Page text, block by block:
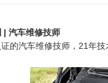
| 汽车维修技师